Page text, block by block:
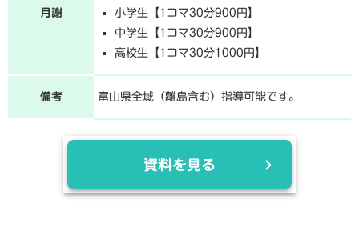
月謝
小学生【1コマ30分900円】
中学生【1コマ30分900円】
高校生【1コマ30分1000円】
備考 富山県全域（離島含む）指導可能です。
資料を見る